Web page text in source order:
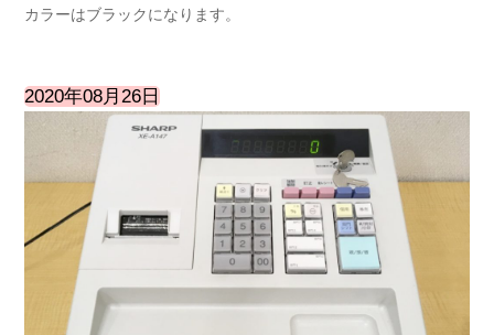
カラーはブラックになります。
2020年08月26日